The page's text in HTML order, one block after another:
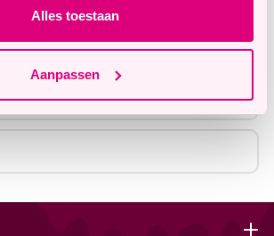
Alles toestaan
Aanpassen